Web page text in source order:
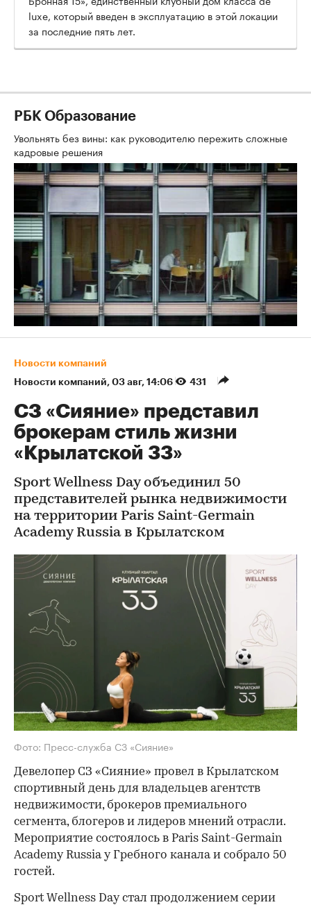
luxe, который введен в эксплуатацию в этой локации
за последние пять лет.
РБК Образование
Увольнять без вины: как руководителю пережить сложные
кадровые решения
Новости компаний
Новости компаний 03 авг, 14:06 431
СЗ «Сияние» представил
брокерам стиль жизни
«Крылатской 33»
Sport Wellness Day объединил 50
представителей рынка недвижимости
на территории Paris Saint-Germain
Academy Russia в Крылатском
Фото: Пресс-служба СЗ «Сияние»
Девелопер СЗ «Сияние» провел в Крылатском
спортивный день для владельцев агентств
недвижимости, брокеров премиального
сегмента, блогеров и лидеров мнений отрасли.
Мероприятие состоялось в Paris Saint-Germain
Academy Russia у Гребного канала и собрало 50
гостей.
Sport Wellness Day стал продолжением серии